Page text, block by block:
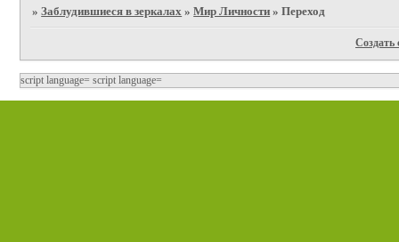
»Заблудившиеся в зеркалах »Мир Личности »Переход
Создать
script language= script language=